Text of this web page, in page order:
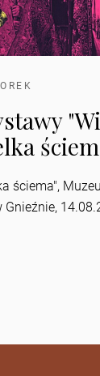
ściema",